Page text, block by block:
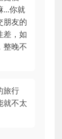
...你就
朋友的
差，如
整晚不
旅行
就不太